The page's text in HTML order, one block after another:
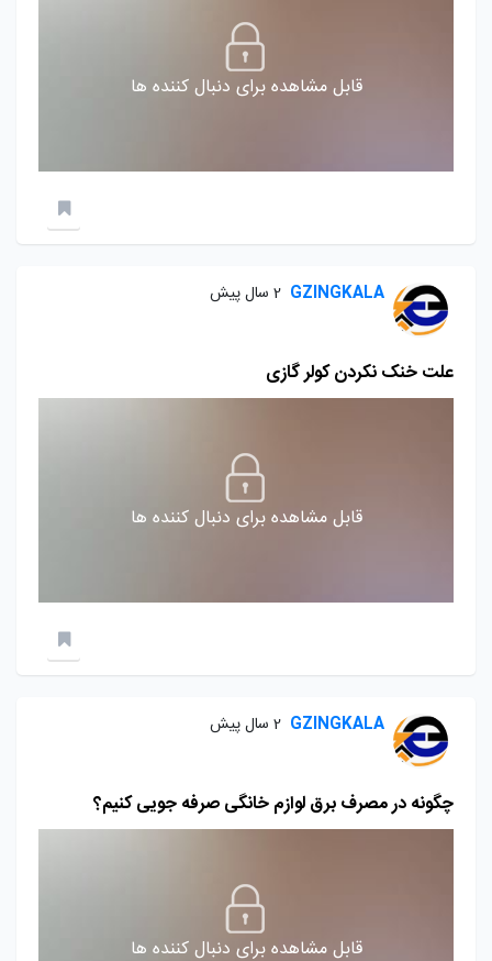
قابل مشاهده برای دنبال کننده ها
GZINGKALA 2 سال پیش
علت خنک نکردن کولر گازی
قابل مشاهده برای دنبال کننده ها
GZINGKALA 2 سال پیش
چگونه در مصرف برق لوازم خانگی صرفه جویی کنیم؟
قابل مشاهده برای دنبال کننده ها